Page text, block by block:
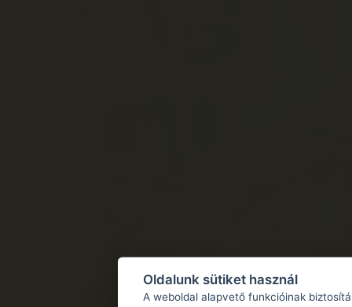
Oldalunk sütiket használ
A weboldal alapvető funkcióinak